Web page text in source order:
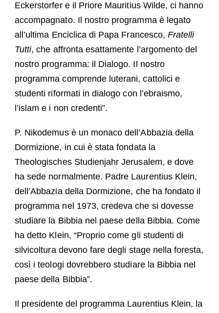
Eckerstorfer e il Priore Mauritius Wilde, ci hanno
accompagnato. Il nostro programma è legato
all’ultima Enciclica di Papa Francesco, Fratelli
Tutti, che affronta esattamente l’argomento del
nostro programma: il Dialogo. Il nostro
programma comprende luterani, cattolici e
studenti riformati in dialogo con l’ebraismo,
l’islam e i non credenti”.
P. Nikodemus è un monaco dell’Abbazia della
Dormizione, in cui è stata fondata la
Theologisches Studienjahr Jerusalem, e dove
ha sede normalmente. Padre Laurentius Klein,
dell’Abbazia della Dormizione, che ha fondato il
programma nel 1973, credeva che si dovesse
studiare la Bibbia nel paese della Bibbia. Come
ha detto Klein, “Proprio come gli studenti di
silvicoltura devono fare degli stage nella foresta,
così i teologi dovrebbero studiare la Bibbia nel
paese della Bibbia”.
Il presidente del programma Laurentius Klein, la